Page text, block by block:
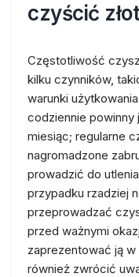
czyścić
Częstotliwość
kilku czynników,
warunki
codziennie powinny
miesiąc; regularne
nagromadzone
prowadzić do
przypadku rzadziej
przeprowadzać
przed ważnymi
zaprezentować ją
również zwrócić